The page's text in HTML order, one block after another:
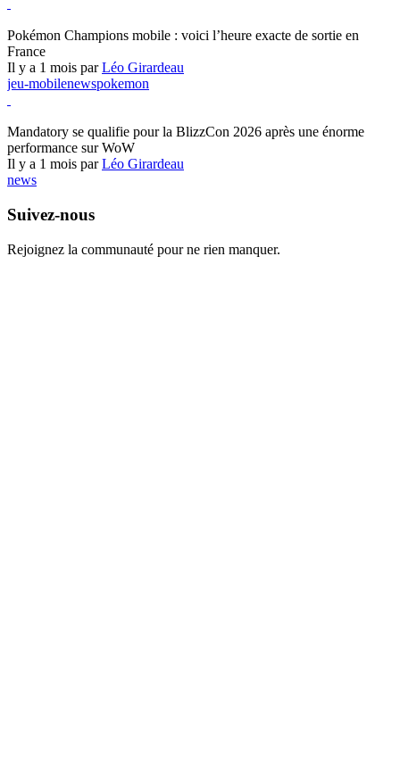
Pokémon Champions mobile : voici l’heure exacte de sortie en
France
Il y a 1 mois parLéo Girardeau
jeu-mobilenewspokemon
Mandatory se qualifie pour la BlizzCon 2026 après une énorme
performance sur WoW
Il y a 1 mois parLéo Girardeau
news
Suivez-nous
Rejoignez la communauté pour ne rien manquer.